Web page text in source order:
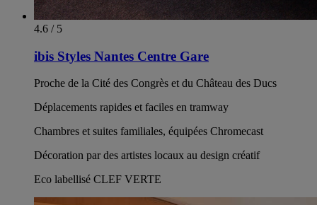
4.6 / 5
ibis Styles Nantes Centre Gare
Proche de la Cité des Congrès et du Château des Ducs
Déplacements rapides et faciles en tramway
Chambres et suites familiales, équipées Chromecast
Décoration par des artistes locaux au design créatif
Eco labellisé CLEF VERTE